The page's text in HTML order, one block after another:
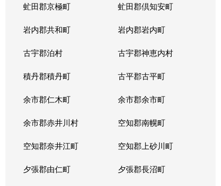
虻田郡京極町 虻田郡倶知安町
岩内郡共和町 岩内郡岩内町
古宇郡泊村 古宇郡神恵内村
積丹郡積丹町 古平郡古平町
余市郡仁木町 余市郡余市町
余市郡赤井川村 空知郡南幌町
空知郡奈井江町 空知郡上砂川町
夕張郡由仁町 夕張郡長沼町